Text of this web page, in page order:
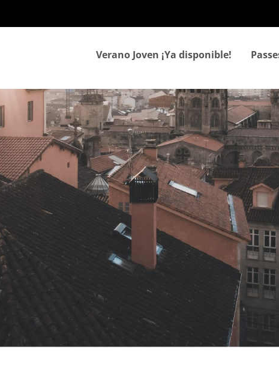
Verano Joven ¡Ya disponible!